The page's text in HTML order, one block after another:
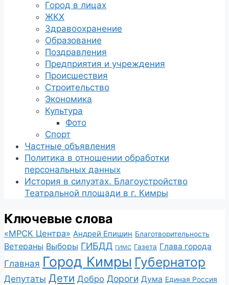
Город в лицах
ЖКХ
Здравоохранение
Образование
Поздравления
Предприятия и учреждения
Происшествия
Строительство
Экономика
Культура
Фото
Спорт
Частные объявления
Политика в отношении обработки
персональных данных
История в силуэтах. Благоустройство
Театральной площади в г. Кимры
Ключевые слова
«МРСК Центра» Андрей Епишин Благотворительность
Ветераны Выборы ГИБДД ГИМС Газета Глава города
Главная Город Кимры Губернатор
Депутаты Дети Добро Дороги Дума Единая Россия